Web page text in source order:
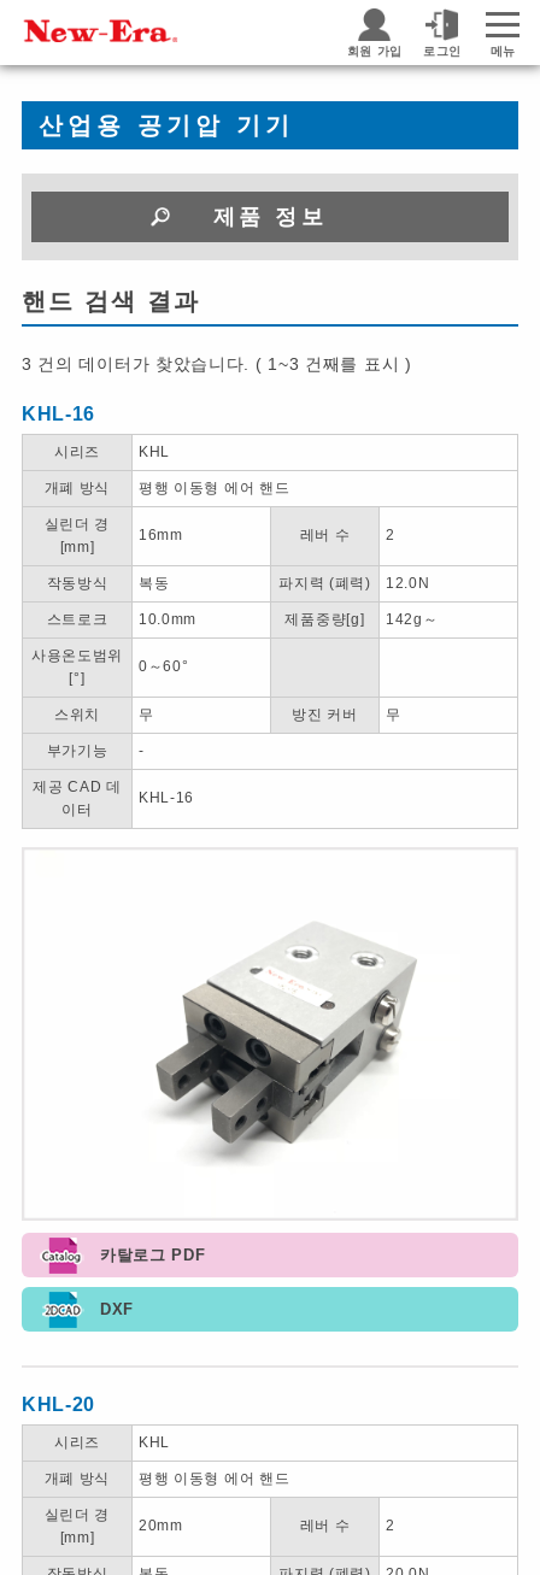
회원 가입 로그인 메뉴
산업용 공기압 기기
제품 정보
핸드 검색 결과
3 건의 데이터가 찾았습니다. ( 1~3 건째를 표시 )
KHL-16
시리즈 KHL
개폐 방식 평행 이동형 에어 핸드
실린더 경
[mm]
16mm 레버 수 2
작동방식 복동 파지력 (폐력) 12.0N
스트로크 10.0mm 제품중량[g] 142g～
사용온도범위
[°]
0～60°
스위치 무 방진 커버 무
부가기능 -
제공 CAD 데
이터
KHL-16
카탈로그 PDF
DXF
KHL-20
시리즈 KHL
개폐 방식 평행 이동형 에어 핸드
실린더 경
[mm]
20mm 레버 수 2